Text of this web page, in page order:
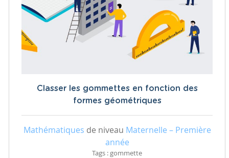
Classer les gommettes en fonction des
formes géométriques
Mathématiques de niveau Maternelle – Première
année
Tags : gommette